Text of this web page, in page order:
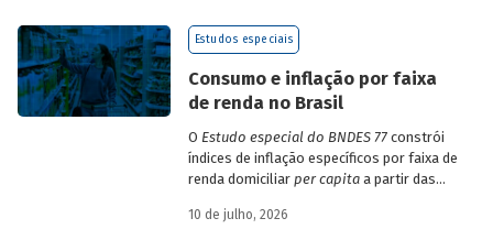
econômica.
Estudos especiais
Consumo e inflação por faixa
de renda no Brasil
O Estudo especial do BNDES 77constrói
índices de inflação específicos por faixa de
renda domiciliar per capitaa partir das
associadas às variações de preços dos
10 de julho, 2026